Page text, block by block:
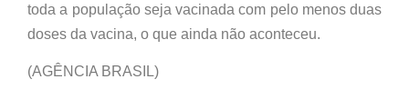
toda a população seja vacinada com pelo menos duas
doses da vacina, o que ainda não aconteceu.
(AGÊNCIA BRASIL)